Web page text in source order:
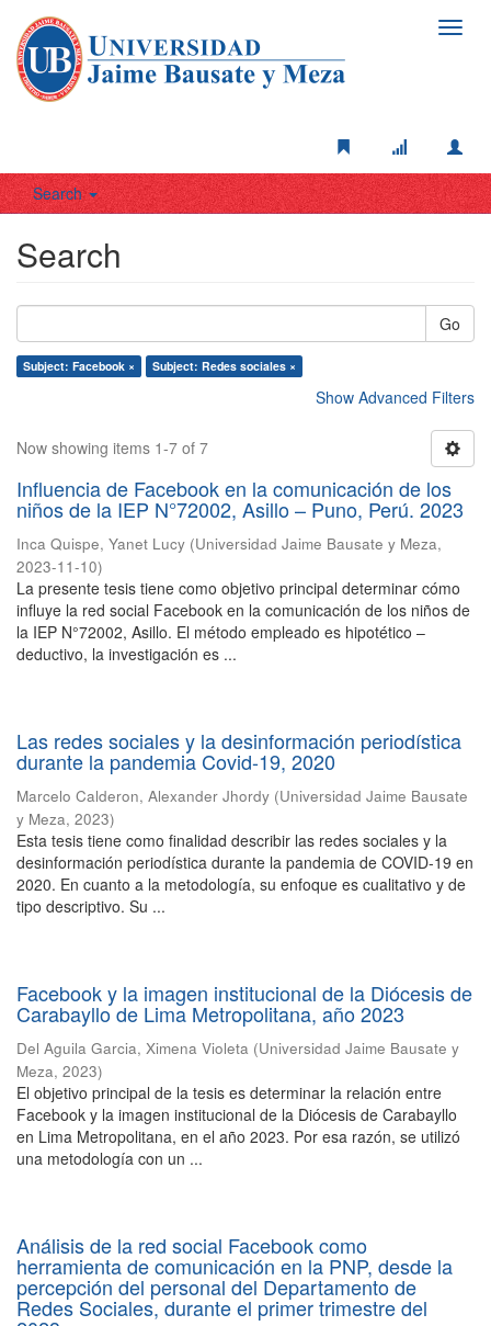
Search
Search
Go
Subject: Facebook × Subject: Redes sociales ×
Show Advanced Filters
Now showing items 1-7 of 7
Influencia de Facebook en la comunicación de los
niños de la IEP N°72002, Asillo – Puno, Perú. 2023
Inca Quispe, Yanet Lucy (Universidad Jaime Bausate y Meza,
2023-11-10)
La presente tesis tiene como objetivo principal determinar cómo
influye la red social Facebook en la comunicación de los niños de
la IEP N°72002, Asillo. El método empleado es hipotético –
deductivo, la investigación es ...
Las redes sociales y la desinformación periodística
durante la pandemia Covid-19, 2020
Marcelo Calderon, Alexander Jhordy (Universidad Jaime Bausate
y Meza, 2023)
Esta tesis tiene como finalidad describir las redes sociales y la
desinformación periodística durante la pandemia de COVID-19 en
2020. En cuanto a la metodología, su enfoque es cualitativo y de
tipo descriptivo. Su ...
Facebook y la imagen institucional de la Diócesis de
Carabayllo de Lima Metropolitana, año 2023
Del Aguila Garcia, Ximena Violeta (Universidad Jaime Bausate y
Meza, 2023)
El objetivo principal de la tesis es determinar la relación entre
Facebook y la imagen institucional de la Diócesis de Carabayllo
en Lima Metropolitana, en el año 2023. Por esa razón, se utilizó
una metodología con un ...
Análisis de la red social Facebook como
herramienta de comunicación en la PNP, desde la
percepción del personal del Departamento de
Redes Sociales, durante el primer trimestre del